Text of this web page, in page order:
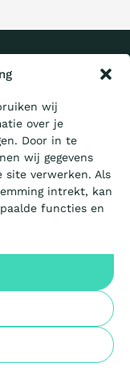
wij
over je
Door in te
wij gegevens
site verwerken. Als
intrekt, kan
functies en